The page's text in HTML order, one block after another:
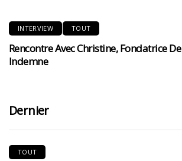
INTERVIEW TOUT
Rencontre Avec Christine, Fondatrice De
Indemne
Dernier
TOUT